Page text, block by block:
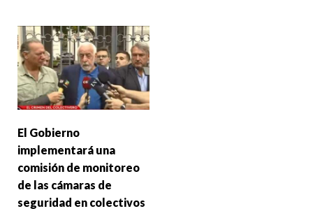
El Gobierno
implementará una
comisión de monitoreo
de las cámaras de
seguridad en colectivos